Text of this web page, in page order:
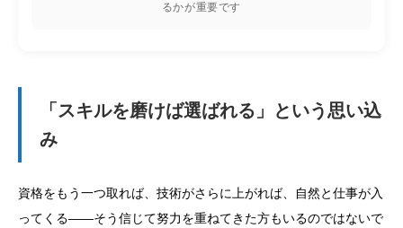
るかが重要です
「スキルを磨けば選ばれる」という思い込
み
資格をもう一つ取れば、技術がさらに上がれば、自然と仕事が入
ってくる——そう信じて努力を重ねてきた方もいるのではないで